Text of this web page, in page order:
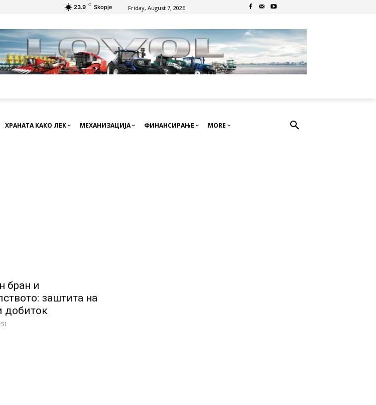
23.9 C Skopje Friday, August 7, 2026
ХРАНАТА КАКО ЛЕК МЕХАНИЗАЦИЈА ФИНАНСИРАЊЕ MORE
бран и
заштита на
добиток